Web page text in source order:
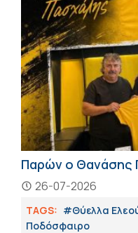
Παρών ο Θανάσης
26-07-2026
TAGS: #Θύελλα
Ποδόσφαιρο